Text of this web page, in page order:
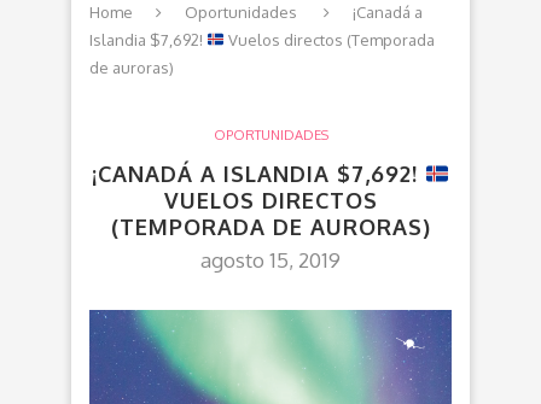
Home Oportunidades
¡Canadá a
Islandia $7,692!
Vuelos directos (Temporada
de auroras)
OPORTUNIDADES
¡CANADÁ A ISLANDIA $7,692!
VUELOS DIRECTOS
(TEMPORADA DE AURORAS)
agosto 15, 2019